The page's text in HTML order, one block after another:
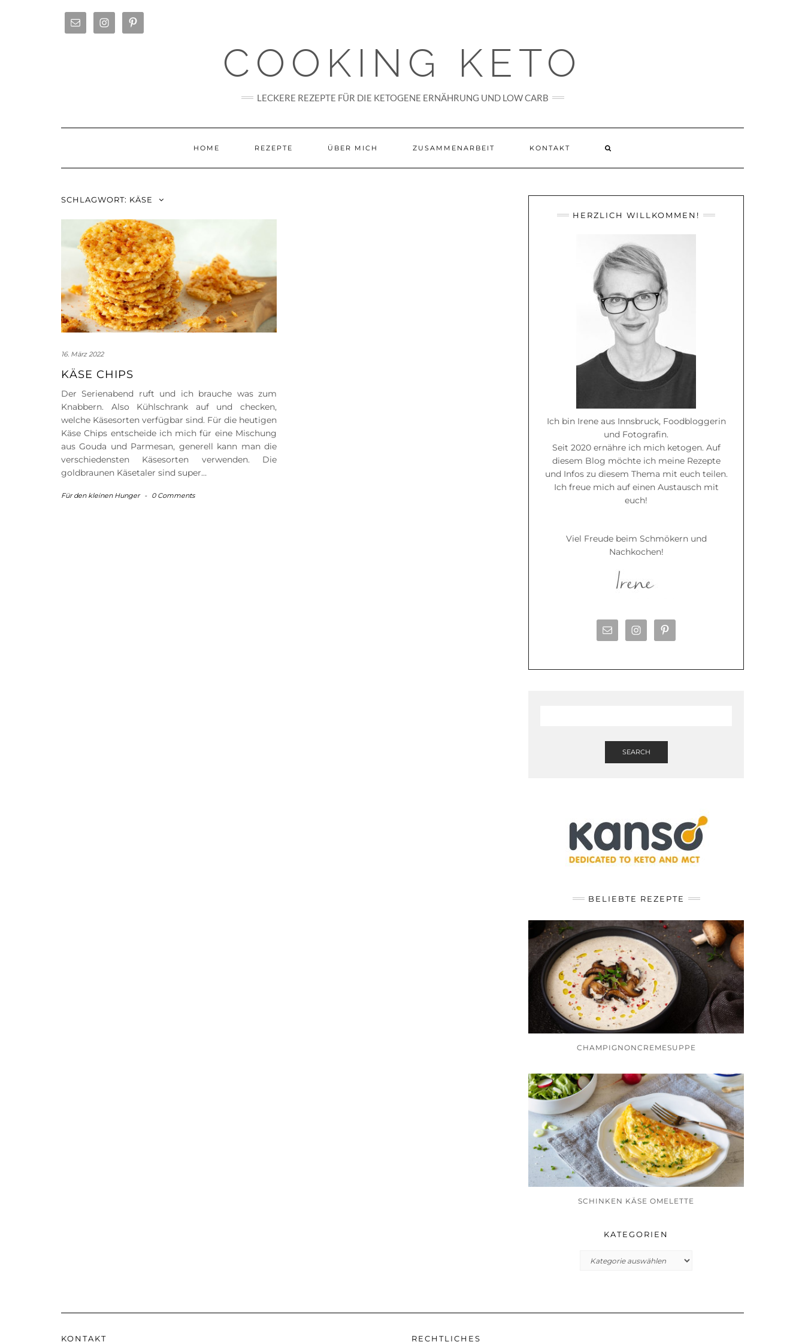
COOKING KETO
LECKERE REZEPTE FÜR DIE KETOGENE ERNÄHRUNG UND LOW CARB
HOME REZEPTE ÜBER MICH ZUSAMMENARBEIT KONTAKT
SCHLAGWORT: KÄSE
16. März 2022
KÄSE CHIPS
Der Serienabend ruft und ich brauche was zum
Knabbern. Also Kühlschrank auf und checken,
welche Käsesorten verfügbar sind. Für die heutigen
Käse Chips entscheide ich mich für eine Mischung
aus Gouda und Parmesan, generell kann man die
verschiedensten Käsesorten verwenden. Die
goldbraunen Käsetaler sind super…
Für den kleinen Hunger - 0 Comments
HERZLICH WILLKOMMEN!
Ich bin Irene aus Innsbruck, Foodbloggerin
und Fotografin.
Seit 2020 ernähre ich mich ketogen. Auf
diesem Blog möchte ich meine Rezepte
und Infos zu diesem Thema mit euch teilen.
Ich freue mich auf einen Austausch mit
euch!
Viel Freude beim Schmökern und
Nachkochen!
SEARCH
BELIEBTE REZEPTE
CHAMPIGNONCREMESUPPE
SCHINKEN KÄSE OMELETTE
KATEGORIEN
Kategorien
KONTAKT RECHTLICHES